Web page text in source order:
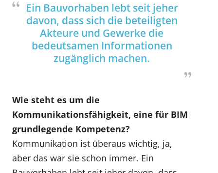
Ein Bauvorhaben lebt seit jeher
davon, dass sich die beteiligten
Akteure und Gewerke die
bedeutsamen Informationen
zugänglich machen.
Wie steht es um die
Kommunikationsfähigkeit, eine für BIM
grundlegende Kompetenz?
Kommunikation ist überaus wichtig, ja,
aber das war sie schon immer. Ein